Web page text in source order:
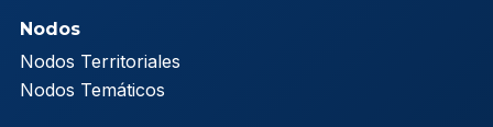
Nodos
Nodos Territoriales
Nodos Temáticos